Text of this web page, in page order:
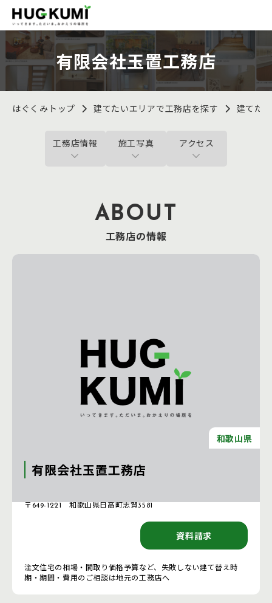
有限会社玉置工務店
はぐくみトップ 建てたいエリアで工務店を探す 建てた
工務店情報 施工写真 アクセス
ABOUT
工務店の情報
和歌山県
有限会社玉置工務店
〒649-1221 和歌山県日高町志賀3581
資料請求
注文住宅の相場・間取り価格予算など、失敗しない建て替え時
期・期間・費用のご相談は地元の工務店へ